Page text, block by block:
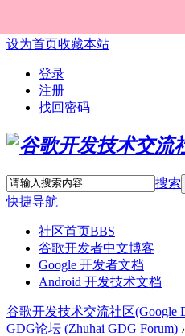
设为首页收藏本站
登录
注册
找回密码
搜索
快捷导航
社区首页BBS
谷歌开发者中文博客
Google 开发者文档
Android 开发技术文档
谷歌开发技术交流社区(Google
GDG论坛 (Zhuhai GDG Forum) ›